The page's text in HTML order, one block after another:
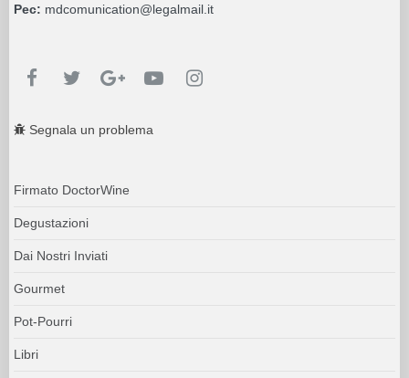
Pec: mdcomunication@legalmail.it
Segnala un problema
Firmato DoctorWine
Degustazioni
Dai Nostri Inviati
Gourmet
Pot-Pourri
Libri